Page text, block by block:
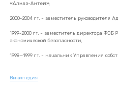
«Алмаз-Антей»;
2000-2004 гг. - заместитель
1999-2000 гг. - заместитель директора ФСБ
экономической безопасности,
1998—1999 гг. - начальник Управления
Википедия